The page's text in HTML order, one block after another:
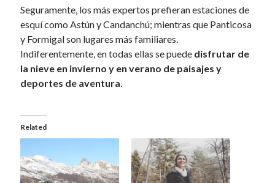
August 2010
July 2010
June 2010
May 2010
April 2010
March 2010
December 2009
October 2009
August 2009
Seguramente, los más expertos prefieran estaciones de
esquí como Astún y Candanchú; mientras que Panticosa
y Formigal son lugares más familiares.
Indiferentemente, en todas ellas se puede disfrutar de
la nieve en invierno y en verano de paisajes y
deportes de aventura.
Related